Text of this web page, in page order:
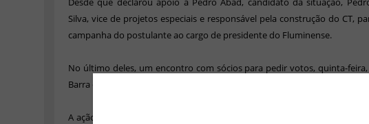
Silva, vice de projetos especiais e responsável pela construção do CT,
campanha do postulante ao cargo de presidente do Fluminense.
No último deles, um encontro com sócios para pedir votos, quinta-
Barra da Tijuca, Pedro Antonio surpreendeu ao revelar conversas entre o
A ação teve consequências: Peter Siemsen confirmou as tratativas